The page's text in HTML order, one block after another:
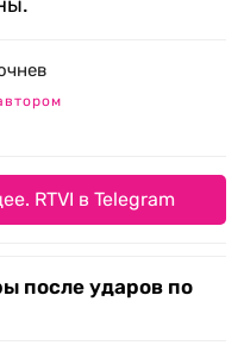
RTVI в Telegram
после ударов по